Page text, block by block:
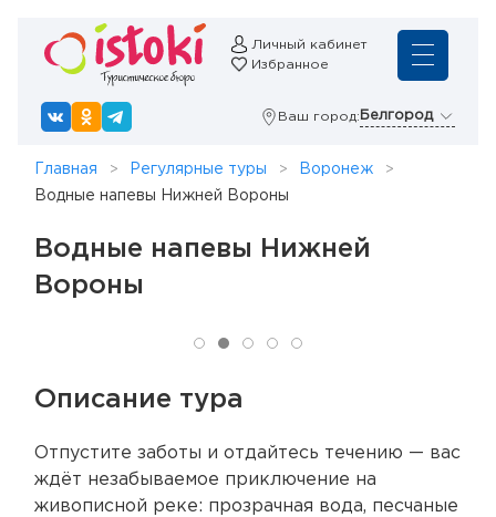
Личный кабинет
Избранное
Ваш город: Белгород
Главная Регулярные туры
Воронеж
Водные напевы Нижней Вороны
Водные напевы Нижней
Вороны
Описание тура
Отпустите заботы и отдайтесь течению — вас
ждёт незабываемое приключение на
живописной реке: прозрачная вода, песчаные